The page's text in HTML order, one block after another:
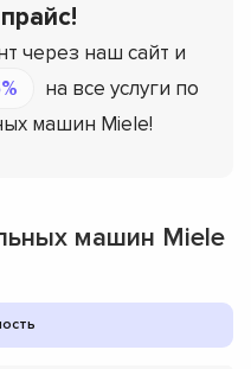
через наш сайт и
на все услуги по
машин Miele!
машин Miele